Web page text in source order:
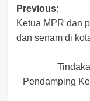
Post
Previous:
Ketua MPR dan
dan senam di
Pendamping